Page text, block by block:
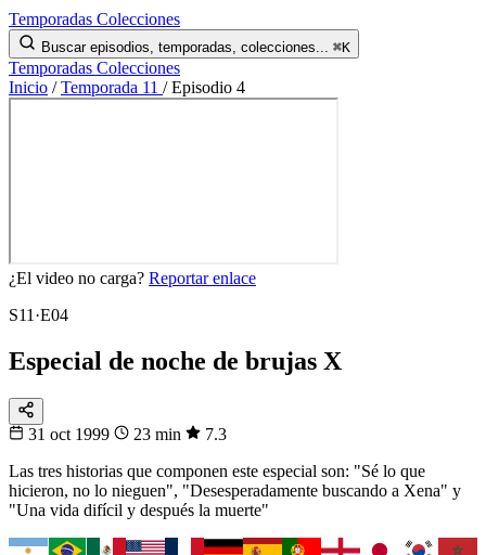
Temporadas Colecciones
Buscar episodios, temporadas, colecciones... ⌘K
Temporadas Colecciones
Inicio / Temporada 11 / Episodio 4
¿El video no carga? Reportar enlace
S11·E04
Especial de noche de brujas X
31 oct 1999 23 min
7.3
Las tres historias que componen este especial son: "Sé lo que
hicieron, no lo nieguen", "Desesperadamente buscando a Xena" y
"Una vida difícil y después la muerte"